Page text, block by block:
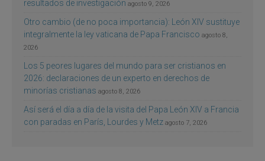
resultados de investigación agosto 9, 2026
Otro cambio (de no poca importancia): León XIV sustituye
integralmente la ley vaticana de Papa Francisco agosto 8,
2026
Los 5 peores lugares del mundo para ser cristianos en
2026: declaraciones de un experto en derechos de
minorías cristianas agosto 8, 2026
Así será el día a día de la visita del Papa León XIV a Francia
con paradas en París, Lourdes y Metz agosto 7, 2026